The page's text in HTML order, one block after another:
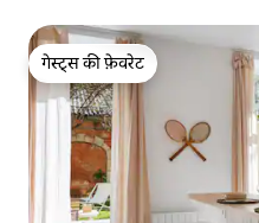
गेस्ट्स की फ़ेवरेट
गेस्ट्स की फ़ेवरेट